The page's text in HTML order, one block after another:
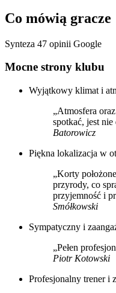
Co mówią gracze
Synteza 47 opinii Google
Mocne strony klubu
Wyjątkowy klimat i
„Atmosfera
spotkać, jest
Batorowicz
Piękna lokalizacja w
„Korty
przyrody, co
przyjemność i
Smółkowski
Sympatyczny i
„Pełen
Piotr Kotowski
Profesjonalny trener i